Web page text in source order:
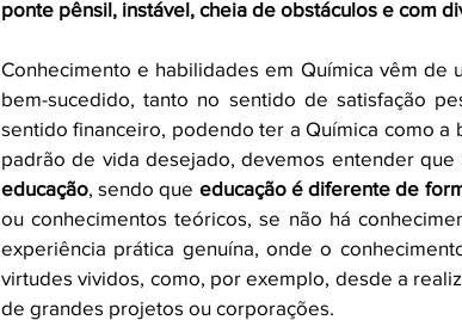
ponte pênsil, instável, cheia de obstáculos e com
Conhecimento e habilidades em Química vêm de
bem-sucedido, tanto no sentido de satisfação
sentido financeiro, podendo ter a Química como
educação, sendo que educação é diferente de
ou conhecimentos teóricos, se não há
experiência prática genuína, onde o
virtudes vividos, como, por exemplo, desde a
de grandes projetos ou corporações.